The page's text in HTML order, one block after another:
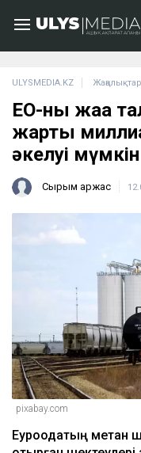
ULYSMEDIA.KZ Жаңалықтар
ЕО-ның жаңа
жарты
әкелуі мүмкін
Сырым Қаржас
pixabay.com
Еуроодақтың метан